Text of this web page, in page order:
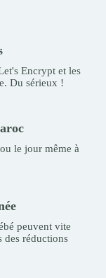
Encrypt et les
Du sérieux !
le jour même à
peuvent vite
des réductions